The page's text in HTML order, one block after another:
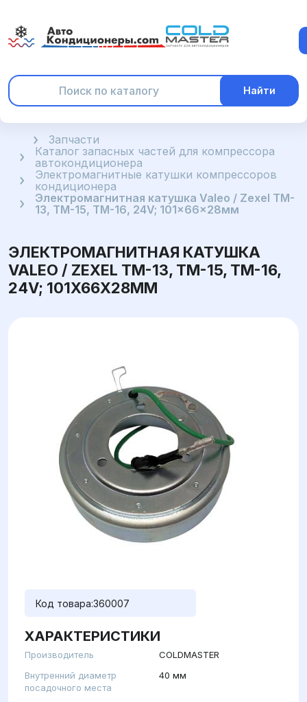
Найти
ГлавнаяЗапчасти
Каталог запасных частей для компрессора
автокондиционера
Электромагнитные катушки компрессоров
кондиционера
Электромагнитная катушка Valeo / Zexel TM-
13, TM-15, TM-16, 24V; 101x66x28мм
ЭЛЕКТРОМАГНИТНАЯ КАТУШКА
VALEO / ZEXEL TM-13, TM-15, TM-16,
24V; 101X66X28ММ
Код товара:360007
ХАРАКТЕРИСТИКИ
Производитель
COLDMASTER
Внутренний диаметр
посадочного места
40 мм